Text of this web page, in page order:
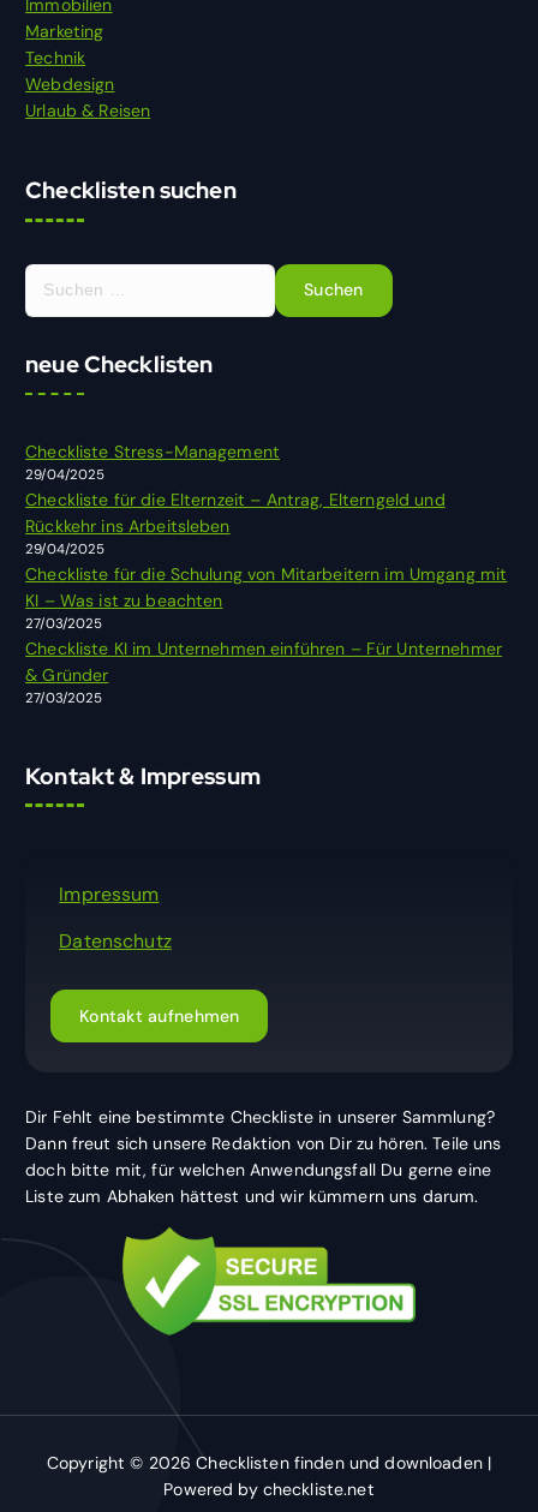
Immobilien
Marketing
Technik
Webdesign
Urlaub & Reisen
Checklisten suchen
S
h
a
h
:
neue Checklisten
Checkliste Stress-Management
29/04/2025
Checkliste für die Elternzeit – Antrag, Elterngeld und
Rückkehr ins Arbeitsleben
29/04/2025
Checkliste für die Schulung von Mitarbeitern im Umgang mit
KI – Was ist zu beachten
27/03/2025
Checkliste KI im Unternehmen einführen – Für Unternehmer
& Gründer
27/03/2025
Kontakt & Impressum
Impressum
Datenschutz
Kontakt aufnehmen
Dir Fehlt eine bestimmte Checkliste in unserer Sammlung?
Dann freut sich unsere Redaktion von Dir zu hören. Teile uns
doch bitte mit, für welchen Anwendungsfall Du gerne eine
Liste zum Abhaken hättest und wir kümmern uns darum.
Copyright © 2026 Checklisten finden und downloaden |
Powered by checkliste.net